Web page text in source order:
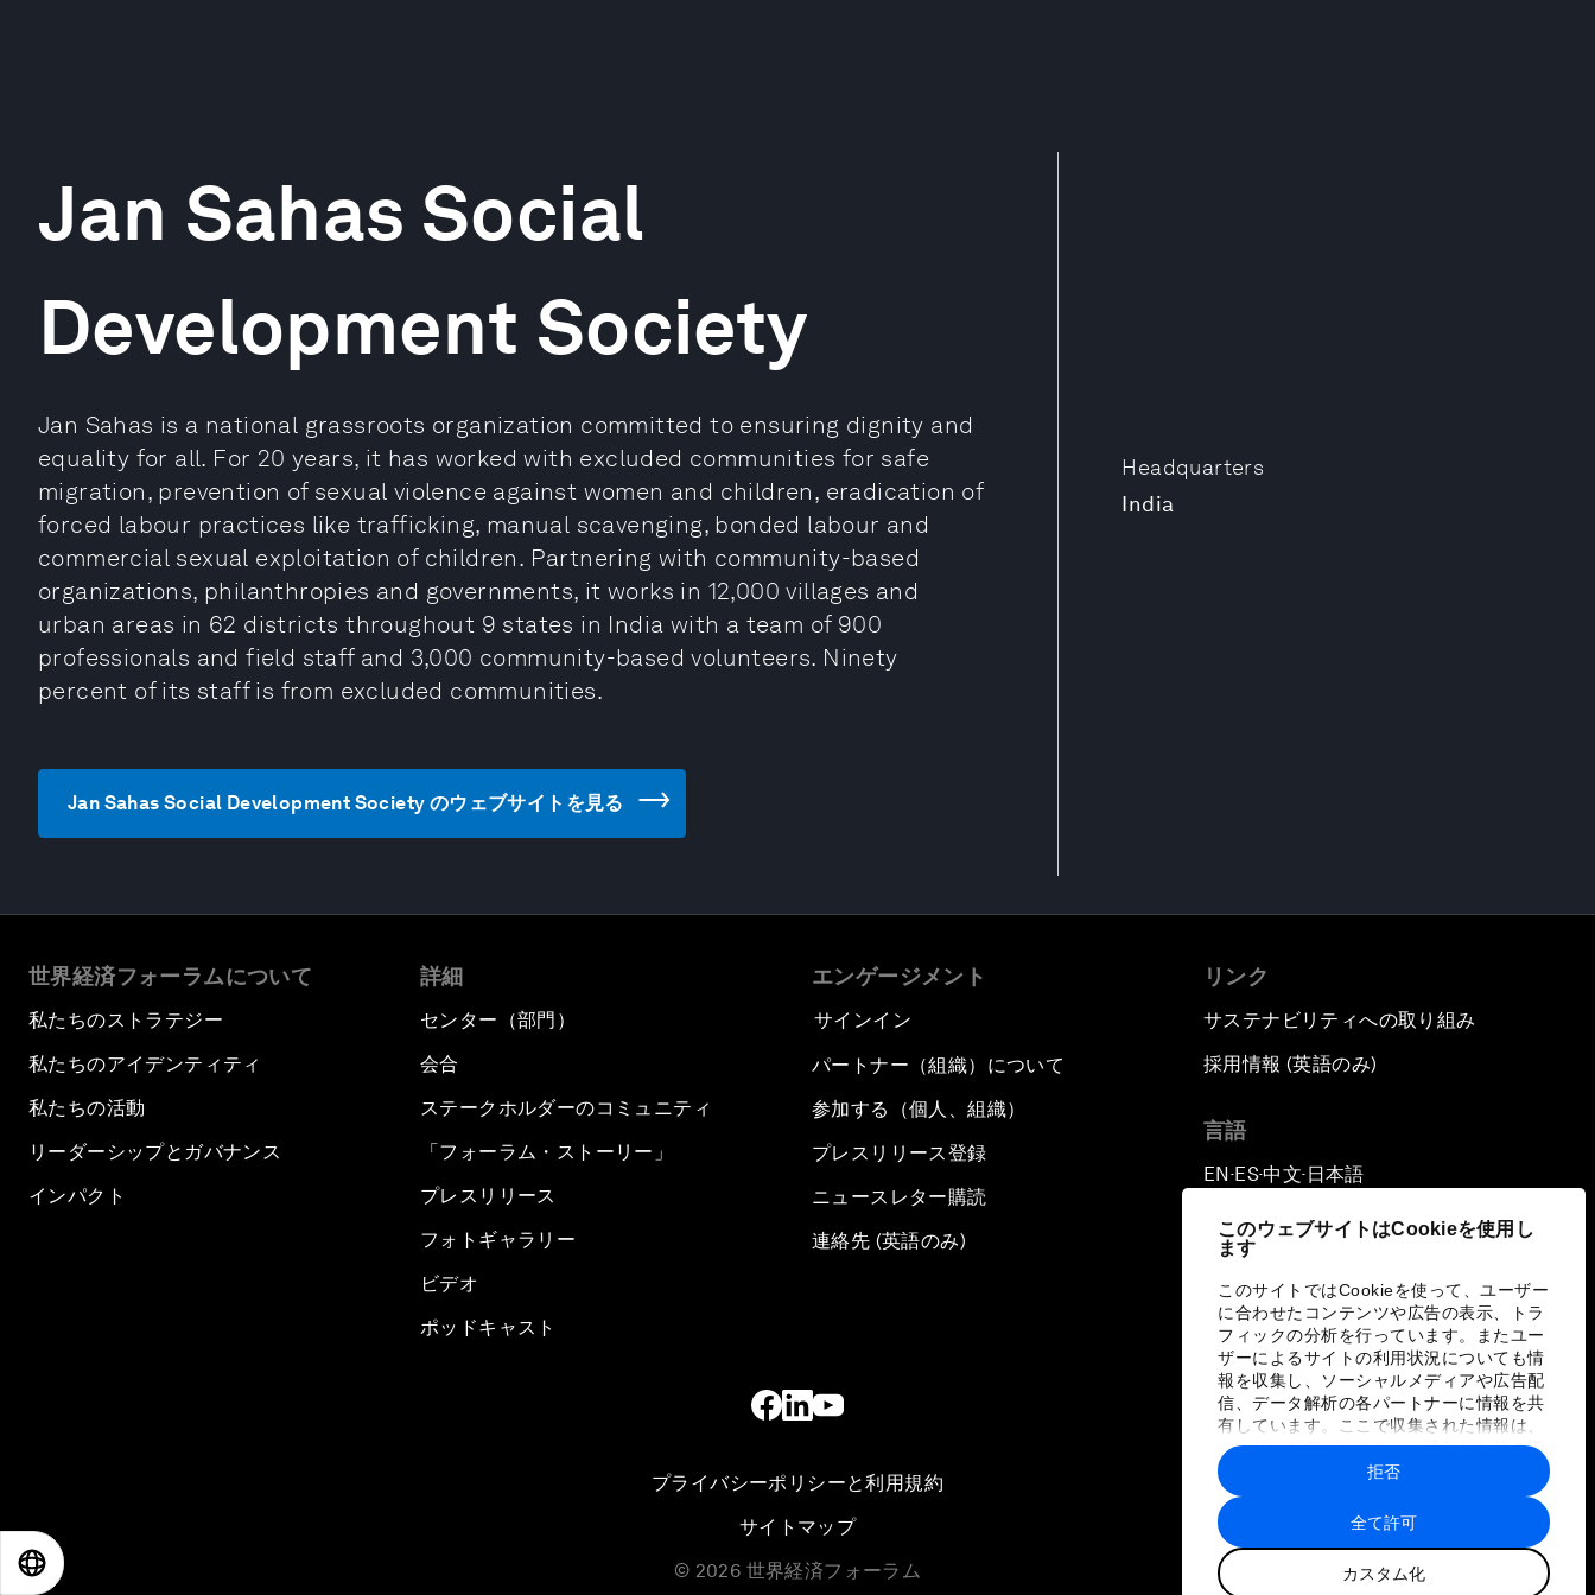
このウェブサイトはCookieを使用し
ます
このサイトではCookieを使って、ユーザー
に合わせたコンテンツや広告の表示、トラ
フィックの分析を行っています。またユー
ザーによるサイトの利用状況についても情
報を収集し、ソーシャルメディアや広告配
信、データ解析の各パートナーに情報を共
有しています。ここで収集された情報は、
ユーザーが各パートナーに提供した他の情
報や各パートナーのサービスを使用した際
に収集された情報と組み合わされ、各パー
トナーによって使用されることがありま
す。
全て許可
カスタム化
拒否
Headquarters
India
Jan Sahas Social
Development Society
Jan Sahas is a national grassroots organization committed to ensuring dignity and
equality for all. For 20 years, it has worked with excluded communities for safe
migration, prevention of sexual violence against women and children, eradication of
forced labour practices like trafficking, manual scavenging, bonded labour and
commercial sexual exploitation of children. Partnering with community-based
organizations, philanthropies and governments, it works in 12,000 villages and
urban areas in 62 districts throughout 9 states in India with a team of 900
professionals and field staff and 3,000 community-based volunteers. Ninety
percent of its staff is from excluded communities.
Jan Sahas Social Development Society のウェブサイトを見る
世界経済フォーラムについて
私たちのストラテジー
私たちのアイデンティティ
私たちの活動
リーダーシップとガバナンス
インパクト
詳細
センター（部門）
会合
ステークホルダーのコミュニティ
「フォーラム・ストーリー」
プレスリリース
フォトギャラリー
ビデオ
ポッドキャスト
エンゲージメント
サインイン
パートナー（組織）について
参加する（個人、組織）
プレスリリース登録
ニュースレター購読
連絡先 (英語のみ)
リンク
サステナビリティへの取り組み
採用情報 (英語のみ)
言語
EN ▪ES▪中文▪ 日本語
プライバシーポリシーと利用規約
サイトマップ
© 2026 世界経済フォーラム